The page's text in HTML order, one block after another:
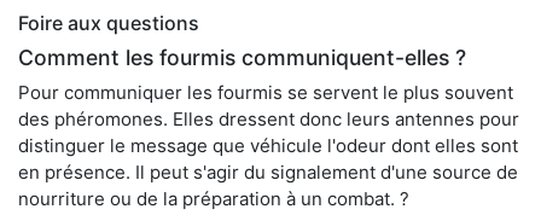
Foire aux questions
Comment les fourmis communiquent-elles ?
Pour communiquer les fourmis se servent le plus souvent
des phéromones. Elles dressent donc leurs antennes pour
distinguer le message que véhicule l'odeur dont elles sont
en présence. Il peut s'agir du signalement d'une source de
nourriture ou de la préparation à un combat. ?